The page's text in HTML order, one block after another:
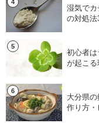
湿気で
の対処法
初心者は
が起こる
大分県
作り方・